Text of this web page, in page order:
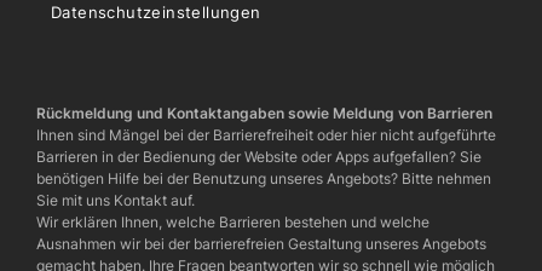
Datenschutzeinstellungen
Rückmeldung und Kontaktangaben sowie Meldung von Barrieren
Ihnen sind Mängel bei der Barrierefreiheit oder hier nicht aufgeführte
Barrieren in der Bedienung der Website oder Apps aufgefallen? Sie
benötigen Hilfe bei der Benutzung unseres Angebots? Bitte nehmen
Sie mit uns Kontakt auf.
Wir erklären Ihnen, welche Barrieren bestehen und welche
Ausnahmen wir bei der barrierefreien Gestaltung unseres Angebots
gemacht haben. Ihre Fragen beantworten wir so schnell wie möglich